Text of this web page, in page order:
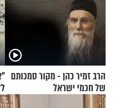
הרב זמיר כהן - מקור סמכותם
של חכמי ישראל